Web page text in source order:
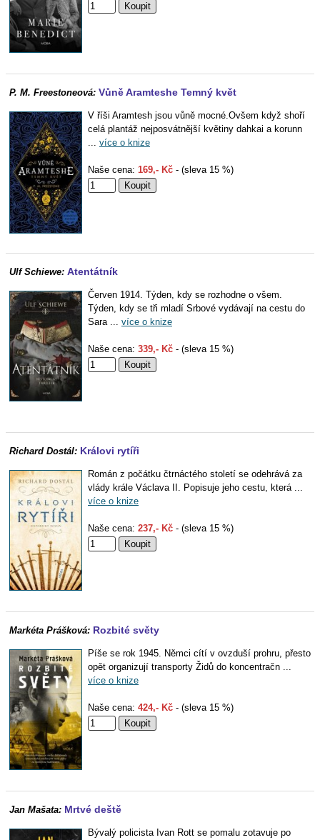
P. M. Freestoneová: Vůně Aramteshe Temný květ
V říši Aramtesh jsou vůně mocné.Ovšem když shoří
celá plantáž nejposvátnější květiny dahkai a korunn
... více o knize
Naše cena: 169,- Kč - (sleva 15 %)
Ulf Schiewe: Atentátník
Červen 1914. Týden, kdy se rozhodne o všem.
Týden, kdy se tři mladí Srbové vydávají na cestu do
Sara ... více o knize
Naše cena: 339,- Kč - (sleva 15 %)
Richard Dostál: Královi rytíři
Román z počátku čtrnáctého století se odehrává za
vlády krále Václava II. Popisuje jeho cestu, která ...
více o knize
Naše cena: 237,- Kč - (sleva 15 %)
Markéta Prášková: Rozbité světy
Píše se rok 1945. Němci cítí v ovzduší prohru, přesto
opět organizují transporty Židů do koncentračn ...
více o knize
Naše cena: 424,- Kč - (sleva 15 %)
Jan Mašata: Mrtvé deště
Bývalý policista Ivan Rott se pomalu zotavuje po